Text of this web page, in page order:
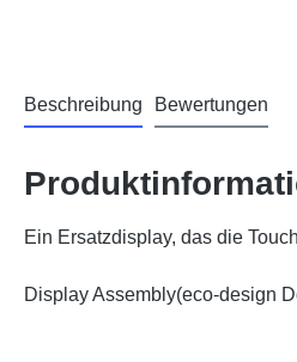
Beschreibung Bewertungen
Ein Ersatzdisplay, das die
Display Assembly(eco-design